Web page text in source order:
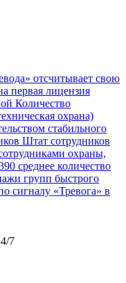
отсчитывает свою
первая лицензия
Количество
охрана)
стабильного
Штат сотрудников
охраны,
среднее количество
групп быстрого
сигналу «Тревога» в
7